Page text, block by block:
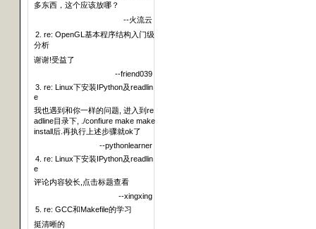
多东西，这个应该放哪？
--火流云
2. re: OpenGL基本程序结构入门级
分析
谢谢!受益了
--friend039
3. re: Linux下安装IPython及readlin
e
我也遇到和你一样的问题, 进入到re
adline目录下, ./confiure make make
install后.再执行上述步骤就ok了
--pythonlearner
4. re: Linux下安装IPython及readlin
e
评论内容较长,点击标题查看
--xingxing
5. re: GCC和Makefile的学习
挺清晰的